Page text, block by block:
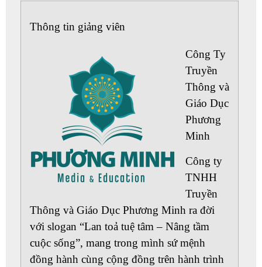
Thông tin giảng viên
Công Ty
Truyền
Thông và
Giáo Dục
Phương
Minh
Công ty
TNHH
Truyền
Thông và Giáo Dục Phương Minh ra đời
với slogan “Lan toả tuệ tâm – Nâng tầm
cuộc sống”, mang trong mình sứ mệnh
đồng hành cùng cộng đồng trên hành trình